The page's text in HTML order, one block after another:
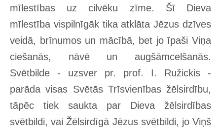
mīlestības uz cilvēku zīme. Šī Dieva
mīlestība vispilnīgāk tika atklāta Jēzus dzīves
veidā, brīnumos un mācībā, bet jo īpaši Viņa
ciešanās, nāvē un augšāmcelšanās.
Svētbilde - uzsver pr. prof. I. Ružickis -
parāda visas Svētās Trīsvienības žēlsirdību,
tāpēc tiek saukta par Dieva žēlsirdības
svētbildi, vai Žēlsirdīgā Jēzus svētbildi, jo Viņš